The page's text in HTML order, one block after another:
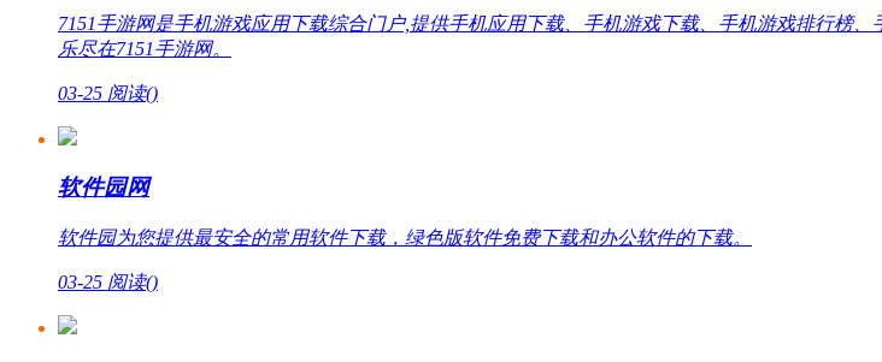
7151手游网是手机游戏应用下载综合门户,提供手机应用下载、手机游戏下载、手机游戏排行榜
乐尽在7151手游网。
03-25 阅读()
软件园网
软件园为您提供最安全的常用软件下载，绿色版软件免费下载和办公软件的下载。
03-25 阅读()